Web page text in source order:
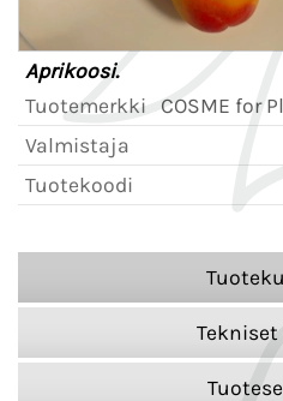
Aprikoosi.
Tuotemerkki
COSME for
Valmistaja
Tuotekoodi